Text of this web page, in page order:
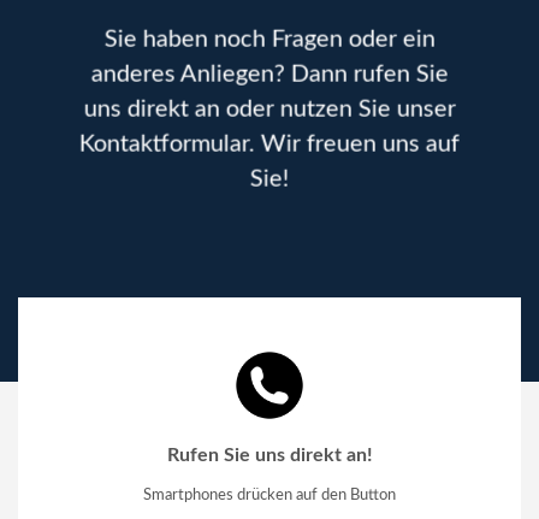
Sie haben noch Fragen oder ein
anderes Anliegen? Dann rufen Sie
uns direkt an oder nutzen Sie unser
Kontaktformular. Wir freuen uns auf
Sie!
Rufen Sie uns direkt an!
Smartphones drücken auf den Button